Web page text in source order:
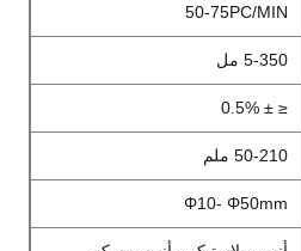
50-75PC/MIN
5-350 مل
≤ ± 0.5%
50-210 ملم
Φ10- Φ50mm